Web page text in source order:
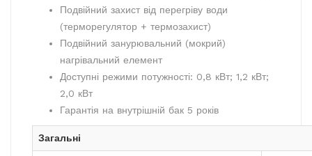
Подвійний захист від перегріву води
(терморегулятор + термозахист)
Подвійний занурювальний (мокрий)
нагрівальний елемент
Доступні режими потужності: 0,8 кВт; 1,2 кВт;
2,0 кВт
Гарантія на внутрішній бак 5 років
Загальні